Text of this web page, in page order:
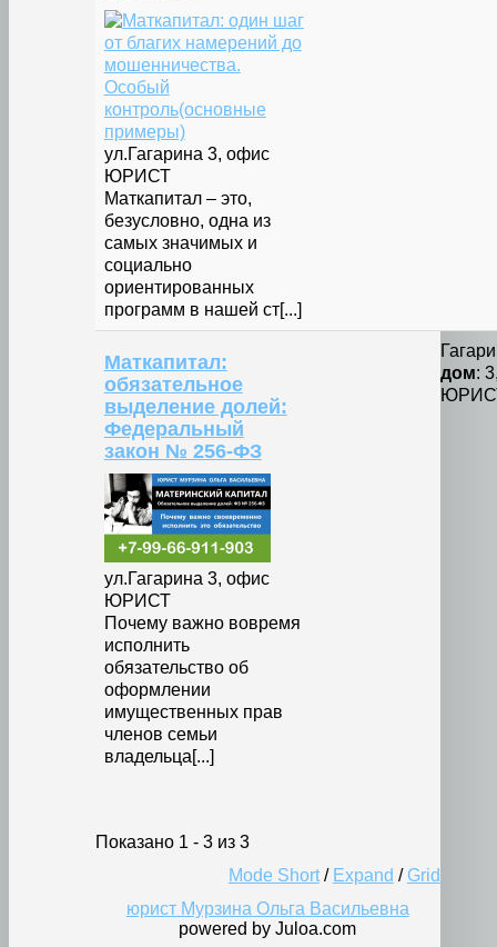
ул.Гагарина 3, офис
ЮРИСТ
Маткапитал – это,
безусловно, одна из
самых значимых и
социально
ориентированных
программ в нашей ст[...]
Маткапитал:
обязательное
выделение долей:
Федеральный
закон № 256-ФЗ
ул.Гагарина 3, офис
ЮРИСТ
Почему важно вовремя
исполнить
обязательство об
оформлении
имущественных прав
членов семьи
владельца[...]
дом:
Показано 1 - 3 из 3
Mode Short/ Expand / Grid
юрист Мурзина Ольга Васильевна
powered by Juloa.com